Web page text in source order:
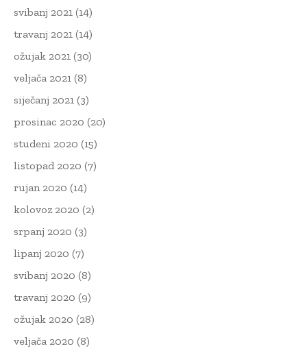
svibanj 2021 (14)
travanj 2021 (14)
ožujak 2021 (30)
veljača 2021 (8)
siječanj 2021 (3)
prosinac 2020 (20)
studeni 2020 (15)
listopad 2020 (7)
rujan 2020 (14)
kolovoz 2020 (2)
srpanj 2020 (3)
lipanj 2020 (7)
svibanj 2020 (8)
travanj 2020 (9)
ožujak 2020 (28)
veljača 2020 (8)